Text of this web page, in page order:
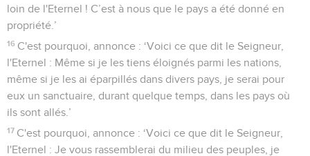
loin de l'Eternel ! C’est à nous que le pays a été donné en
propriété.’
16 C'est pourquoi, annonce : ‘Voici ce que dit le Seigneur,
l'Eternel : Même si je les tiens éloignés parmi les nations,
même si je les ai éparpillés dans divers pays, je serai pour
eux un sanctuaire, durant quelque temps, dans les pays où
ils sont allés.’
17 C'est pourquoi, annonce : ‘Voici ce que dit le Seigneur,
l'Eternel : Je vous rassemblerai du milieu des peuples, je